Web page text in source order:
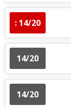
: 14/20
14/20
14/20